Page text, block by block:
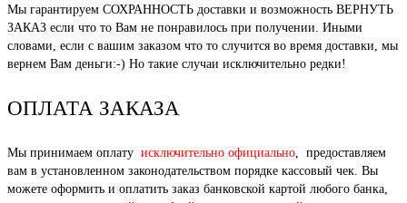
Мы гарантируем СОХРАННОСТЬ доставки и возможность ВЕРНУТЬ
ЗАКАЗ если что то Вам не понравилось при получении. Иными
словами, если с вашим заказом что то случится во время доставки, мы
вернем Вам деньги:-) Но такие случаи исключительно редки!
ОПЛАТА ЗАКАЗА
Мы принимаем оплату исключительно официально, предоставляем
вам в установленном законодательством порядке кассовый чек. Вы
можете оформить и оплатить заказ банковской картой любого банка,